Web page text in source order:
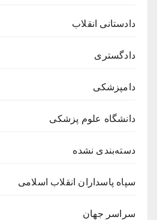
دادستانی انقلاب
دادگستری
دامپزشکی
دانشگاه علوم پزشکی
دسته‌بندی نشده
سپاه پاسداران انقلاب اسلامی
سراسر جهان